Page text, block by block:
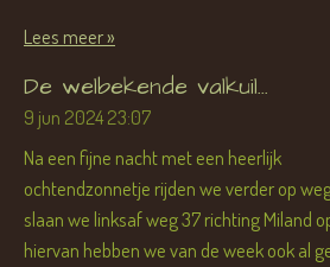
Lees meer »
De welbekende valkuil...
9 jun 202423:07
Na een fijne nacht met een heerlijk
ochtendzonnetje rijden we verder op
slaan we linksaf weg 37 richting Miland
hiervan hebben we van de week ook al